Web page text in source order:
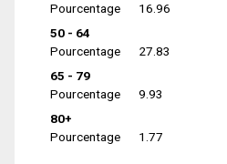
Pourcentage
16.96
50 - 64
Pourcentage
27.83
65 - 79
Pourcentage
9.93
80+
Pourcentage
1.77